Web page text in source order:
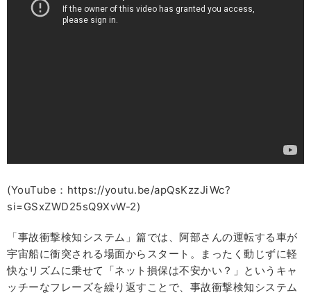
(YouTube：https://youtu.be/apQsKzzJiWc?
si=GSxZWD25sQ9XvW-2)
「事故衝撃検知システム」篇では、阿部さんの運転する車が
宇宙船に衝突される場面からスタート。まったく動じずに軽
快なリズムに乗せて「ネット損保は不安かい？」というキャ
ッチーなフレーズを繰り返すことで、事故衝撃検知システム